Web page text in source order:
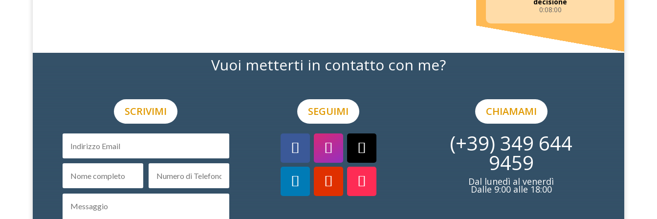
decisione
0:08:00
Vuoi metterti in contatto con me?
SCRIVIMI SEGUIMI CHIAMAMI
(+39) 349 644
9459
Dal lunedì al venerdì
Dalle 9:00 alle 18:00